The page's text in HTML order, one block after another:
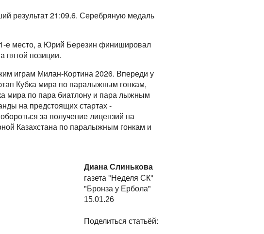
результат 21:09.6. Серебряную медаль
е место, а Юрий Березин финишировал
пятой позиции.
играм Милан-Кортина 2026. Впереди у
Кубка мира по паралыжным гонкам,
мира по пара биатлону и пара лыжным
на предстоящих стартах -
за получение лицензий на
Казахстана по паралыжным гонкам и
Диана Слинькова
газета "Неделя СК"
"Бронза у Ербола"
15.01.26
Поделиться статьёй: